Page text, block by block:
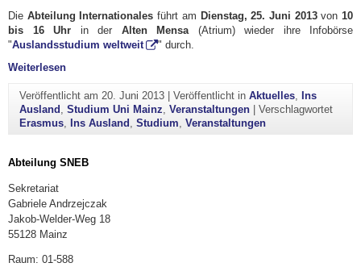
Die Abteilung Internationales führt am Dienstag, 25. Juni 2013von 10
bis 16 Uhr in der Alten Mensa (Atrium) wieder ihre Infobörse
"Auslandsstudium weltweit
" durch.
Weiterlesen"Infobörse "Auslandsstudium weltweit""
Veröffentlicht am 20. Juni 2013| Veröffentlicht in Aktuelles, Ins
Ausland , Studium Uni Mainz, Veranstaltungen| Verschlagwortet
Erasmus, Ins Ausland , Studium, Veranstaltungen
Abteilung SNEB
Sekretariat
Gabriele Andrzejczak
Jakob-Welder-Weg 18
55128 Mainz
Raum: 01-588